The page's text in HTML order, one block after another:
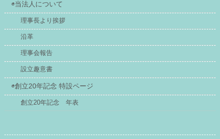
◉当法人について
理事長より挨拶
沿革
理事会報告
設立趣意書
◉創立20年記念 特設ページ
創立20年記念 年表